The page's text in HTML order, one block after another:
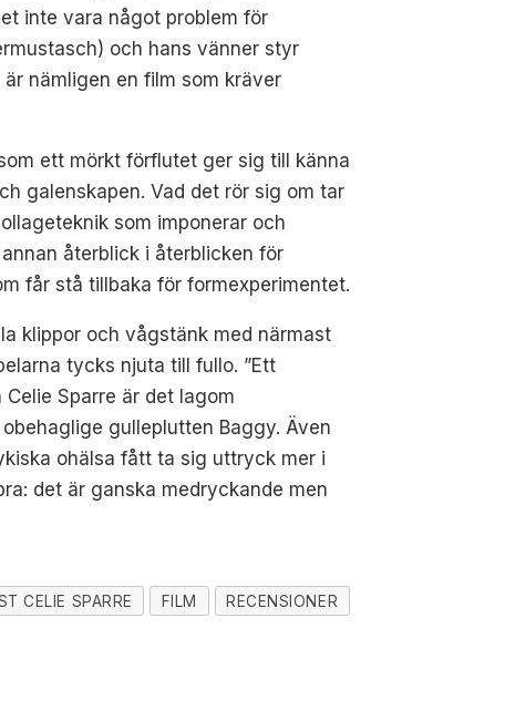
inte vara något problem för
och hans vänner styr
är nämligen en film som kräver
ett mörkt förflutet ger sig till känna
galenskapen. Vad det rör sig om tar
som imponerar och
återblick i återblicken för
får stå tillbaka för formexperimentet.
klippor och vågstänk med närmast
tycks njuta till fullo. ”Ett
Sparre är det lagom
gulleplutten Baggy. Även
ohälsa fått ta sig uttryck mer i
det är ganska medryckande men
CELIE SPARRE FILM RECENSIONER